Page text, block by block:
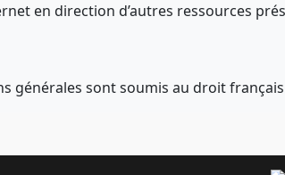
en direction d’autres ressources
générales sont soumis au droit